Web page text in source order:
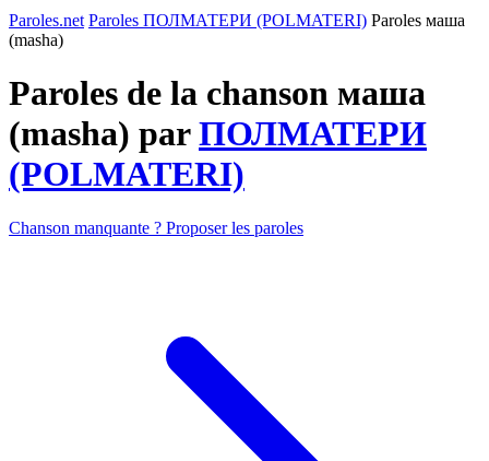
Paroles.net Paroles ПОЛМАТЕРИ (POLMATERI) Paroles маша
(masha)
Paroles de la chanson маша
(masha) parПОЛМАТЕРИ
(POLMATERI)
Chanson manquante ? Proposer les paroles